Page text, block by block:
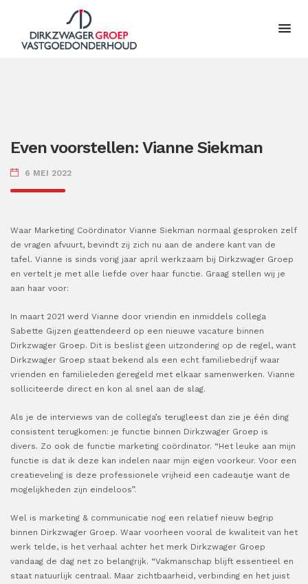
Even voorstellen: Vianne Siekman
6 MEI 2022
Waar Marketing Coördinator Vianne Siekman normaal gesproken zelf
de vragen afvuurt, bevindt zij zich nu aan de andere kant van de
tafel. Vianne is sinds vorig jaar april werkzaam bij Dirkzwager Groep
en vertelt je met alle liefde over haar functie. Graag stellen wij je
aan haar voor:
In maart 2021 werd Vianne door vriendin en inmiddels collega
Sabette Gijzen geattendeerd op een nieuwe vacature binnen
Dirkzwager Groep. Dit is beslist geen uitzondering op de regel, want
Dirkzwager Groep staat bekend als een echt familiebedrijf waar
vrienden en familieleden geregeld met elkaar samenwerken. Vianne
solliciteerde direct en kon al snel aan de slag.
Als je de interviews van de collega’s terugleest dan zie je één ding
consistent terugkomen: je functie binnen Dirkzwager Groep is
divers. Zo ook de functie marketing coördinator. “Het leuke aan mijn
functie is dat ik deze kan indelen naar mijn eigen voorkeur. Voor een
creatieveling is deze professionele vrijheid een cadeautje want de
mogelijkheden zijn eindeloos”.
Wel is marketing & communicatie nog een relatief nieuw begrip
binnen Dirkzwager Groep. Waar voorheen vooral de kwaliteit van het
werk telde, is het verhaal achter het merk Dirkzwager Groep
vandaag de dag net zo belangrijk. “Vakmanschap blijft essentieel en
staat natuurlijk centraal. Maar zichtbaarheid, verbinding en het juist